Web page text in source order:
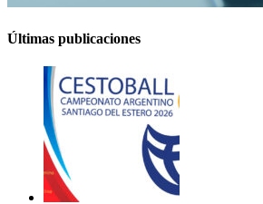
Últimas publicaciones